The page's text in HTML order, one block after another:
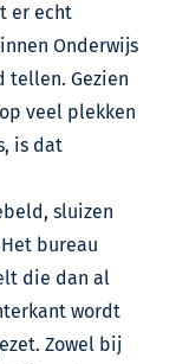
er echt
Onderwijs
tellen. Gezien
veel plekken
is dat
sluizen
bureau
die dan al
wordt
Zowel bij